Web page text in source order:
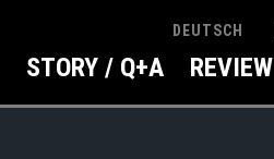
DEUTSCH
STORY / Q+A REVIEW